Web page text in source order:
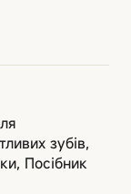
зубів,
Посібник